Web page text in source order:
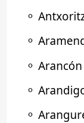
⚬
⚬
⚬ Arancón
⚬
⚬